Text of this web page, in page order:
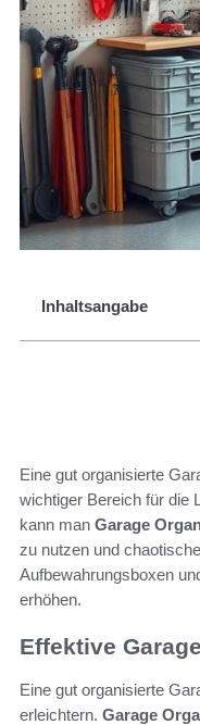
Inhaltsangabe
Eine gut organisierte
wichtiger Bereich für die
kann man Garage
zu nutzen und
Aufbewahrungsboxen
erhöhen.
Effektive
Eine gut organisierte
erleichtern. Garage